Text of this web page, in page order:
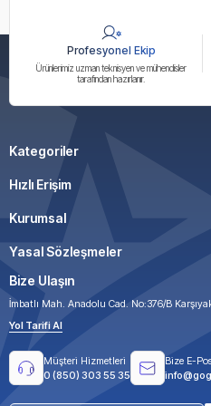
Profesyonel Ekip
Ürünlerimiz uzman teknisyen ve mühendisler
tarafından hazırlanır.
Kategoriler
Hızlı Erişim
Kurumsal
Yasal Sözleşmeler
Bize Ulaşın
İmbatlı Mah. Anadolu Cad. No:376/B
Yol Tarifi Al
Müşteri Hizmetleri
0 (850) 303 55 35
Bize E-